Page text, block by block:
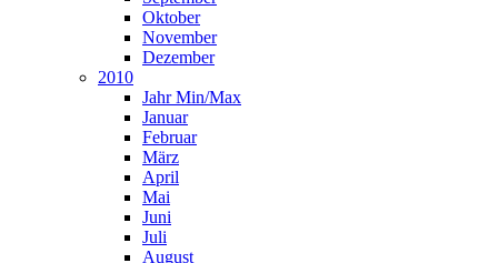
Oktober
November
Dezember
2010
Jahr Min/Max
Januar
Februar
März
April
Mai
Juni
Juli
August